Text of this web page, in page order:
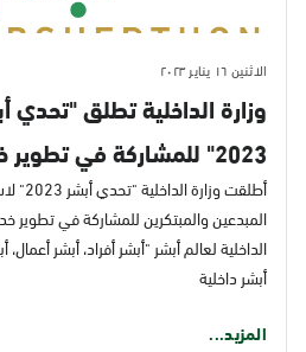
الاثنين ١٦ يناير ٢٠٢٣
وزارة الداخلية تطلق "تحدي
2023" للمشاركة في
الوزارة
أطلقت وزارة
المبدعين والمبتكرين للمشاركة في تطوير
الداخلية لعالم أبشر "أبشر أفراد، أبشر
أبشر داخلية
المزيد...